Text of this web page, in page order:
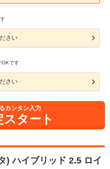
さい
OKです
さい
カンタン入力
スタート
) ハイブリッド 2.5 ロイ